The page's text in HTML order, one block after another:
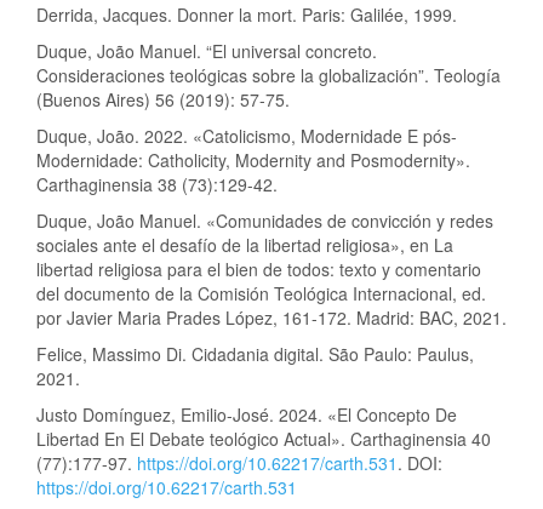
Derrida, Jacques. Donner la mort. Paris: Galilée, 1999.
Duque, João Manuel. “El universal concreto.
Consideraciones teológicas sobre la globalización”. Teología
(Buenos Aires) 56 (2019): 57-75.
Duque, João. 2022. «Catolicismo, Modernidade E pós-
Modernidade: Catholicity, Modernity and Posmodernity».
Carthaginensia 38 (73):129-42.
Duque, João Manuel. «Comunidades de convicción y redes
sociales ante el desafío de la libertad religiosa», en La
libertad religiosa para el bien de todos: texto y comentario
del documento de la Comisión Teológica Internacional, ed.
por Javier Maria Prades López, 161-172. Madrid: BAC, 2021.
Felice, Massimo Di. Cidadania digital. São Paulo: Paulus,
2021.
Justo Domínguez, Emilio-José. 2024. «El Concepto De
Libertad En El Debate teológico Actual». Carthaginensia 40
(77):177-97. https://doi.org/10.62217/carth.531 . DOI:
https://doi.org/10.62217/carth.531